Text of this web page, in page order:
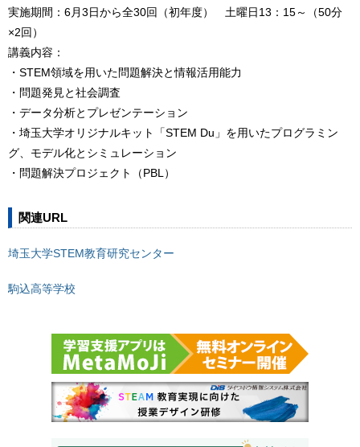
実施期間：6月3日から全30回（初年度） 土曜日13：15～（50分
×2回）
講義内容：
・STEM領域を用いた問題解決と情報活用能力
・問題発見と社会調査
・データ分析とプレゼンテーション
・埼玉大学オリジナルキット「STEM Du」を用いたプログラミン
グ、モデル化とシミュレーション
・問題解決プロジェクト（PBL）
関連URL
埼玉大学STEM教育研究センター
駒込高等学校